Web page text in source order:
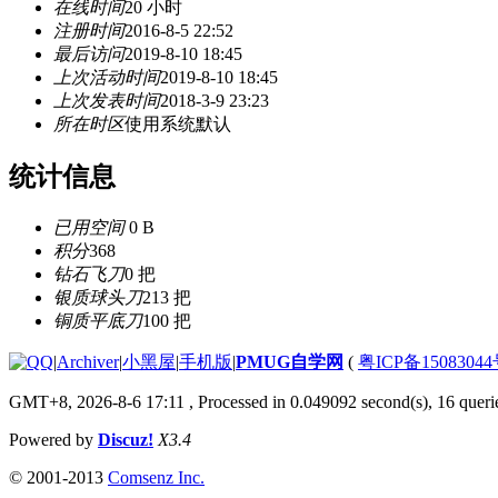
在线时间20 小时
注册时间2016-8-5 22:52
最后访问2019-8-10 18:45
上次活动时间2019-8-10 18:45
上次发表时间2018-3-9 23:23
所在时区使用系统默认
统计信息
已用空间0 B
积分368
钻石飞刀0 把
银质球头刀213 把
铜质平底刀100 把
|Archiver|小黑屋|手机版|PMUG自学网 ( 粤ICP备15083044
GMT+8, 2026-8-6 17:11 , Processed in 0.049092 second(s), 16
Powered by Discuz! X3.4
© 2001-2013 Comsenz Inc.